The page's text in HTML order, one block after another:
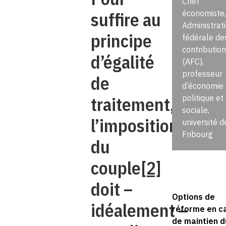
suffire au
principe
d’égalité
de
traitement,
l’imposition
du
couple[2]
doit –
idéalement –
économiste,
fédérale
(AFC),
professeur
d’économie
politique et
sociale,
université
Fribourg
Options de
réforme en
de maintien